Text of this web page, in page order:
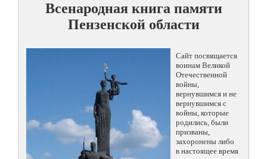
Всенародная книга памяти
Пензенской области
Сайт посвящается
воинам Великой
Отечественной
войны,
вернувшимся и не
вернувшимся с
войны, которые
родились, были
призваны,
захоронены либо
в настоящее время